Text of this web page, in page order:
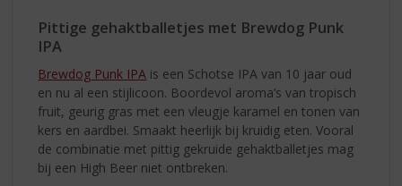
Pittige gehaktballetjes met Brewdog Punk
IPA
Brewdog Punk IPA is een Schotse IPA van 10 jaar oud
en nu al een stijlicoon. Boordevol aroma’s van tropisch
fruit, geurig gras met een vleugje karamel en tonen van
kers en aardbei. Smaakt heerlijk bij kruidig eten. Vooral
de combinatie met pittig gekruide gehaktballetjes mag
bij een High Beer niet ontbreken.